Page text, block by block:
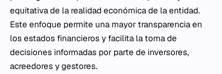
equitativa de la realidad económica de la entidad.
Este enfoque permite una mayor transparencia en
los estados financieros y facilita la toma de
decisiones informadas por parte de inversores,
acreedores y gestores.